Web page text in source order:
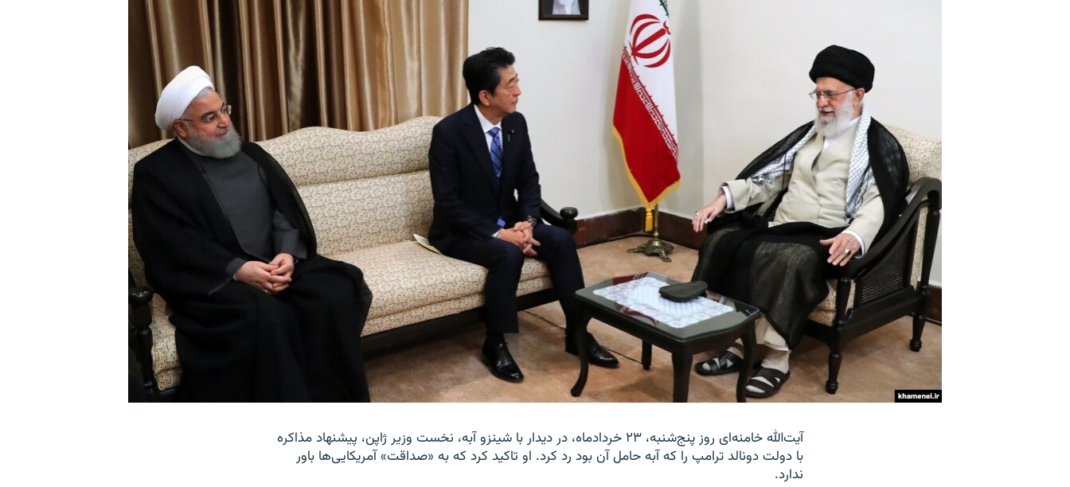
آیت‌الله خامنه‌ای روز پنج‌شنبه، ۲۳ خردادماه، در دیدار با شینزو آبه، نخست وزیر ژاپن، پیشنهاد مذاکره
با دولت دونالد ترامپ را که آبه حامل آن بود رد کرد. او تاکید کرد که به «صداقت» آمریکایی‌ها باور
ندارد.